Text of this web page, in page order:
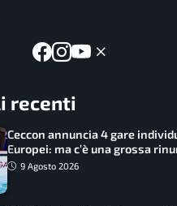
recenti
Ceccon annuncia 4 gare
Europei: ma c’è una grossa
9 Agosto 2026